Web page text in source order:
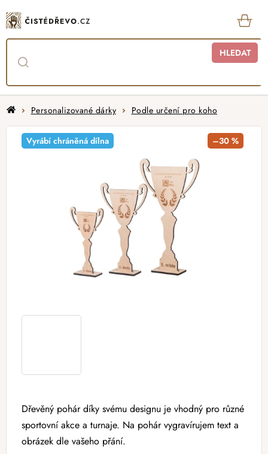
na
obsah
HLEDAT
DomůPersonalizované dárky Podle určení pro koho
Dřevěný pohár díky svému designu je vhodný pro různé
sportovní akce a turnaje. Na pohár vygravírujem text a
obrázek dle vašeho přání.
Vyrábí chráněná dílna –30 %